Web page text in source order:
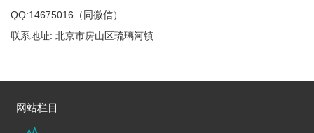
QQ:14675016（同微信）
联系地址: 北京市房山区琉璃河镇
网站栏目